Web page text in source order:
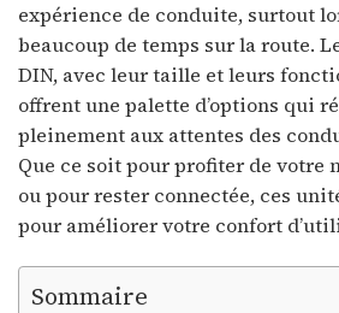
expérience de conduite, surtout
beaucoup de temps sur la route.
DIN, avec leur taille et leurs
offrent une palette d’options qui
pleinement aux attentes des
Que ce soit pour profiter de votre
ou pour rester connectée, ces
pour améliorer votre confort
Sommaire